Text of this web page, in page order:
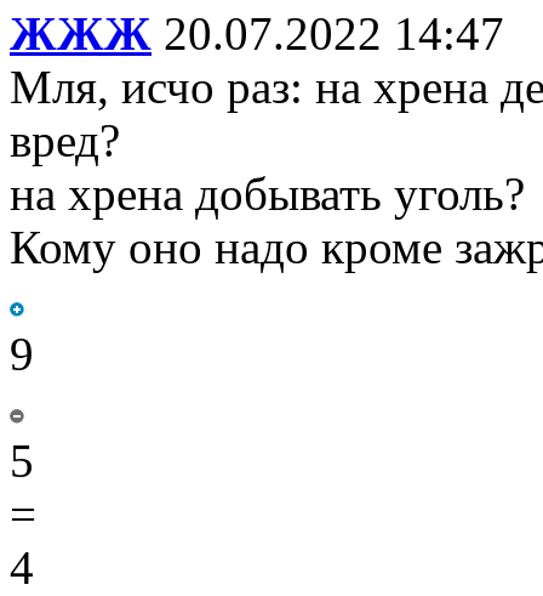
ЖЖЖ 20.07.2022 14:47
Мля, исчо раз: на хрена
вред?
на хрена добывать уголь?
Кому оно надо кроме
9
5
=
4